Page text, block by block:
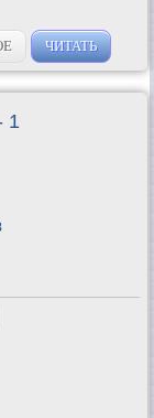
ЧИТАТЬ
1